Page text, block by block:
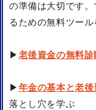
の準備は大切です
るための無料ツール
▶ 老後資金の無料診
▶ 年金の基本と老後
落とし穴を学ぶ